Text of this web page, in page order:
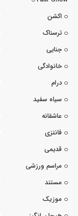
اکشن
ترسناک
جنایی
خانوادگی
درام
سیاه سفید
عاشقانه
فانتزی
قدیمی
مراسم ورزشی
مستند
موزیک